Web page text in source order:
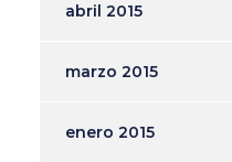
abril 2015
marzo 2015
enero 2015